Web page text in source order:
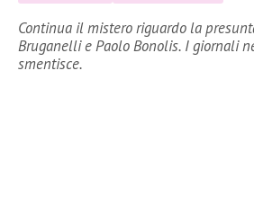
Continua il mistero riguardo la
Bruganelli e Paolo Bonolis. I giornali
smentisce.